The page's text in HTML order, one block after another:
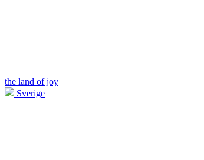
the land of joy
Sverige